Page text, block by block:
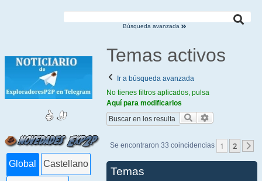
Búsqueda avanzada
Global Castellano
Temas activos
Ir a búsqueda avanzada
No tienes filtros aplicados, pulsa
Aquí para modificarlos
Buscar
Se encontraron 33 coincidencias 1 2
Temas